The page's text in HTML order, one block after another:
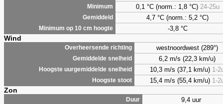
Minimum 0,1 °C (norm.: 1,8 °C) 24-25u
Gemiddeld 4,7 °C (norm.: 5,2 °C)
Minimum op 10 cm hoogte -3,8 °C
Wind
Overheersende richting westnoordwest (289°)
Gemiddelde snelheid 6,2 m/s (22,3 km/u)
Hoogste uurgemiddelde snelheid 10,3 m/s (37,1 km/u) 1-
Hoogste stoot 15,4 m/s (55,4 km/u) 1-
Zon
Duur 9,4 uur